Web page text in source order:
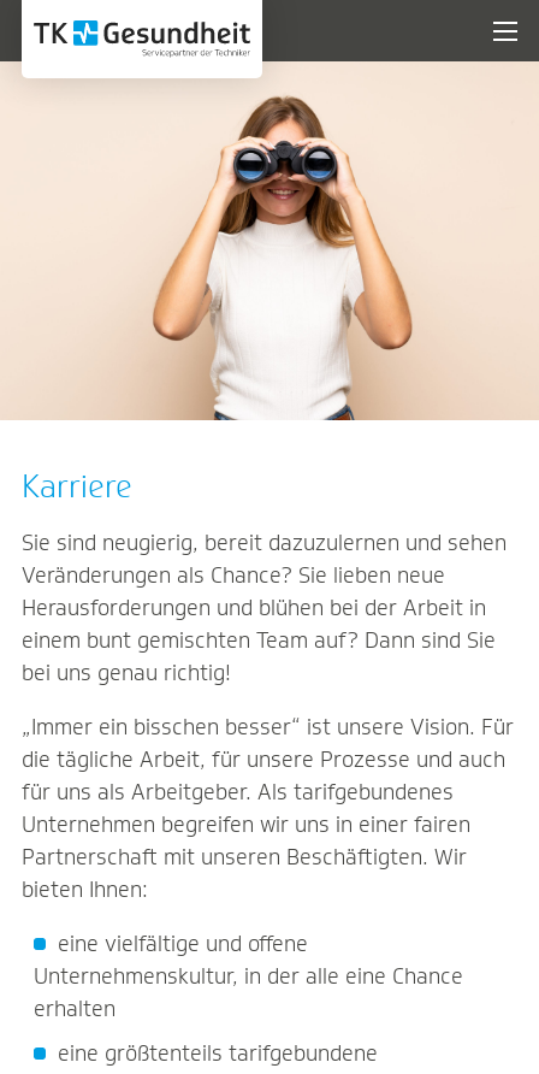
Karriere
Sie sind neugierig, bereit dazuzulernen und sehen
Veränderungen als Chance? Sie lieben neue
Herausforderungen und blühen bei der Arbeit in
einem bunt gemischten Team auf? Dann sind Sie
bei uns genau richtig!
„Immer ein bisschen besser“ ist unsere Vision. Für
die tägliche Arbeit, für unsere Prozesse und auch
für uns als Arbeitgeber. Als tarifgebundenes
Unternehmen begreifen wir uns in einer fairen
Partnerschaft mit unseren Beschäftigten. Wir
bieten Ihnen:
eine vielfältige und offene
Unternehmenskultur, in der alle eine Chance
erhalten
eine größtenteils tarifgebundene